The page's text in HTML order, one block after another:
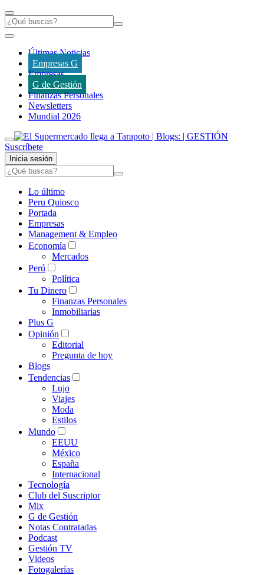
Últimas Noticias
Empresas G
Empresas
G de Gestión
Finanzas Personales
Newsletters
Mundial 2026
Suscríbete
Inicia sesión
Lo último
Peru Quiosco
Portada
Empresas
Management & Empleo
Economía
Mercados
Perú
Política
Tu Dinero
Finanzas Personales
Inmobiliarias
Plus G
Opinión
Editorial
Pregunta de hoy
Blogs
Tendencias
Lujo
Viajes
Moda
Estilos
Mundo
EEUU
México
España
Internacional
Tecnología
Club del Suscriptor
Mix
G de Gestión
Notas Contratadas
Podcast
Gestión TV
Videos
Fotogalerías